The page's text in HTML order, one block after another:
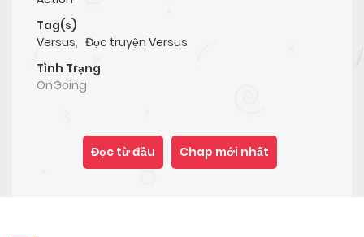
Tag(s)
Versus, Đọc truyện Versus
Tình Trạng
OnGoing
Đọc từ đầu Chap mới nhất